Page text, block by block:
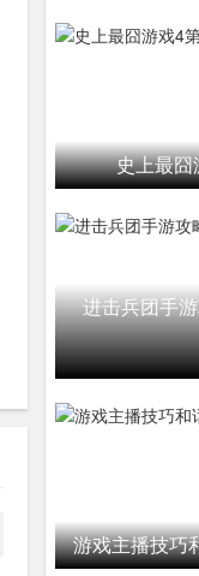
史上最囧
进击兵团手
游戏主播技巧